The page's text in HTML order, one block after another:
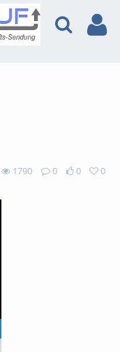
1790 0 0 0